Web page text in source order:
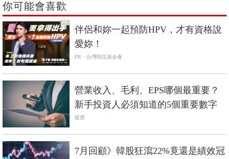
你可能會喜歡
PR
伴侶和妳一起預防HPV，才有資格說
愛妳！
PR・台灣癌症基金會
營業收入、毛利、EPS哪個最重要？
新手投資人必須知道的5個重要數字
股票
7月回顧》韓股狂瀉22%竟還是績效冠